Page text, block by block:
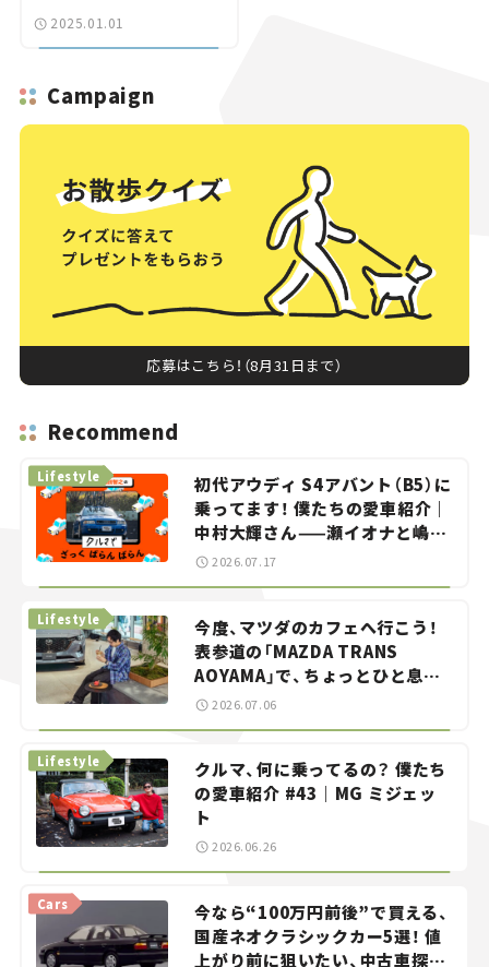
2025.01.01
Campaign
応募はこちら！（8月31日まで）
Recommend
初代アウディ S4アバント（B5）に
乗ってます！ 僕たちの愛車紹介｜
中村大輝さん——瀬イオナと嶋田
智之の「クルマでざっくばらんば
Lifestyle
2026.07.17
今度、マツダのカフェへ行こう！
表参道の「MAZDA TRANS
AOYAMA」で、ちょっとひと息。
——連載｜CCGとクルマでどうす
Lifestyle
2026.07.06
クルマ、何に乗ってるの？ 僕たち
の愛車紹介 #43｜MG ミジェッ
ト
Lifestyle
2026.06.26
今なら“100万円前後”で買える、
国産ネオクラシックカー5選！ 値
上がり前に狙いたい、中古車探し
Cars